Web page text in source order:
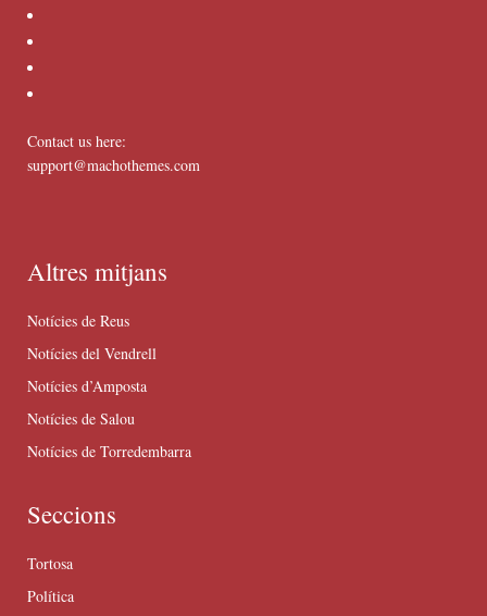
Contact us here:
support@machothemes.com
Altres mitjans
Notícies de Reus
Notícies del Vendrell
Notícies d’Amposta
Notícies de Salou
Notícies de Torredembarra
Seccions
Tortosa
Política